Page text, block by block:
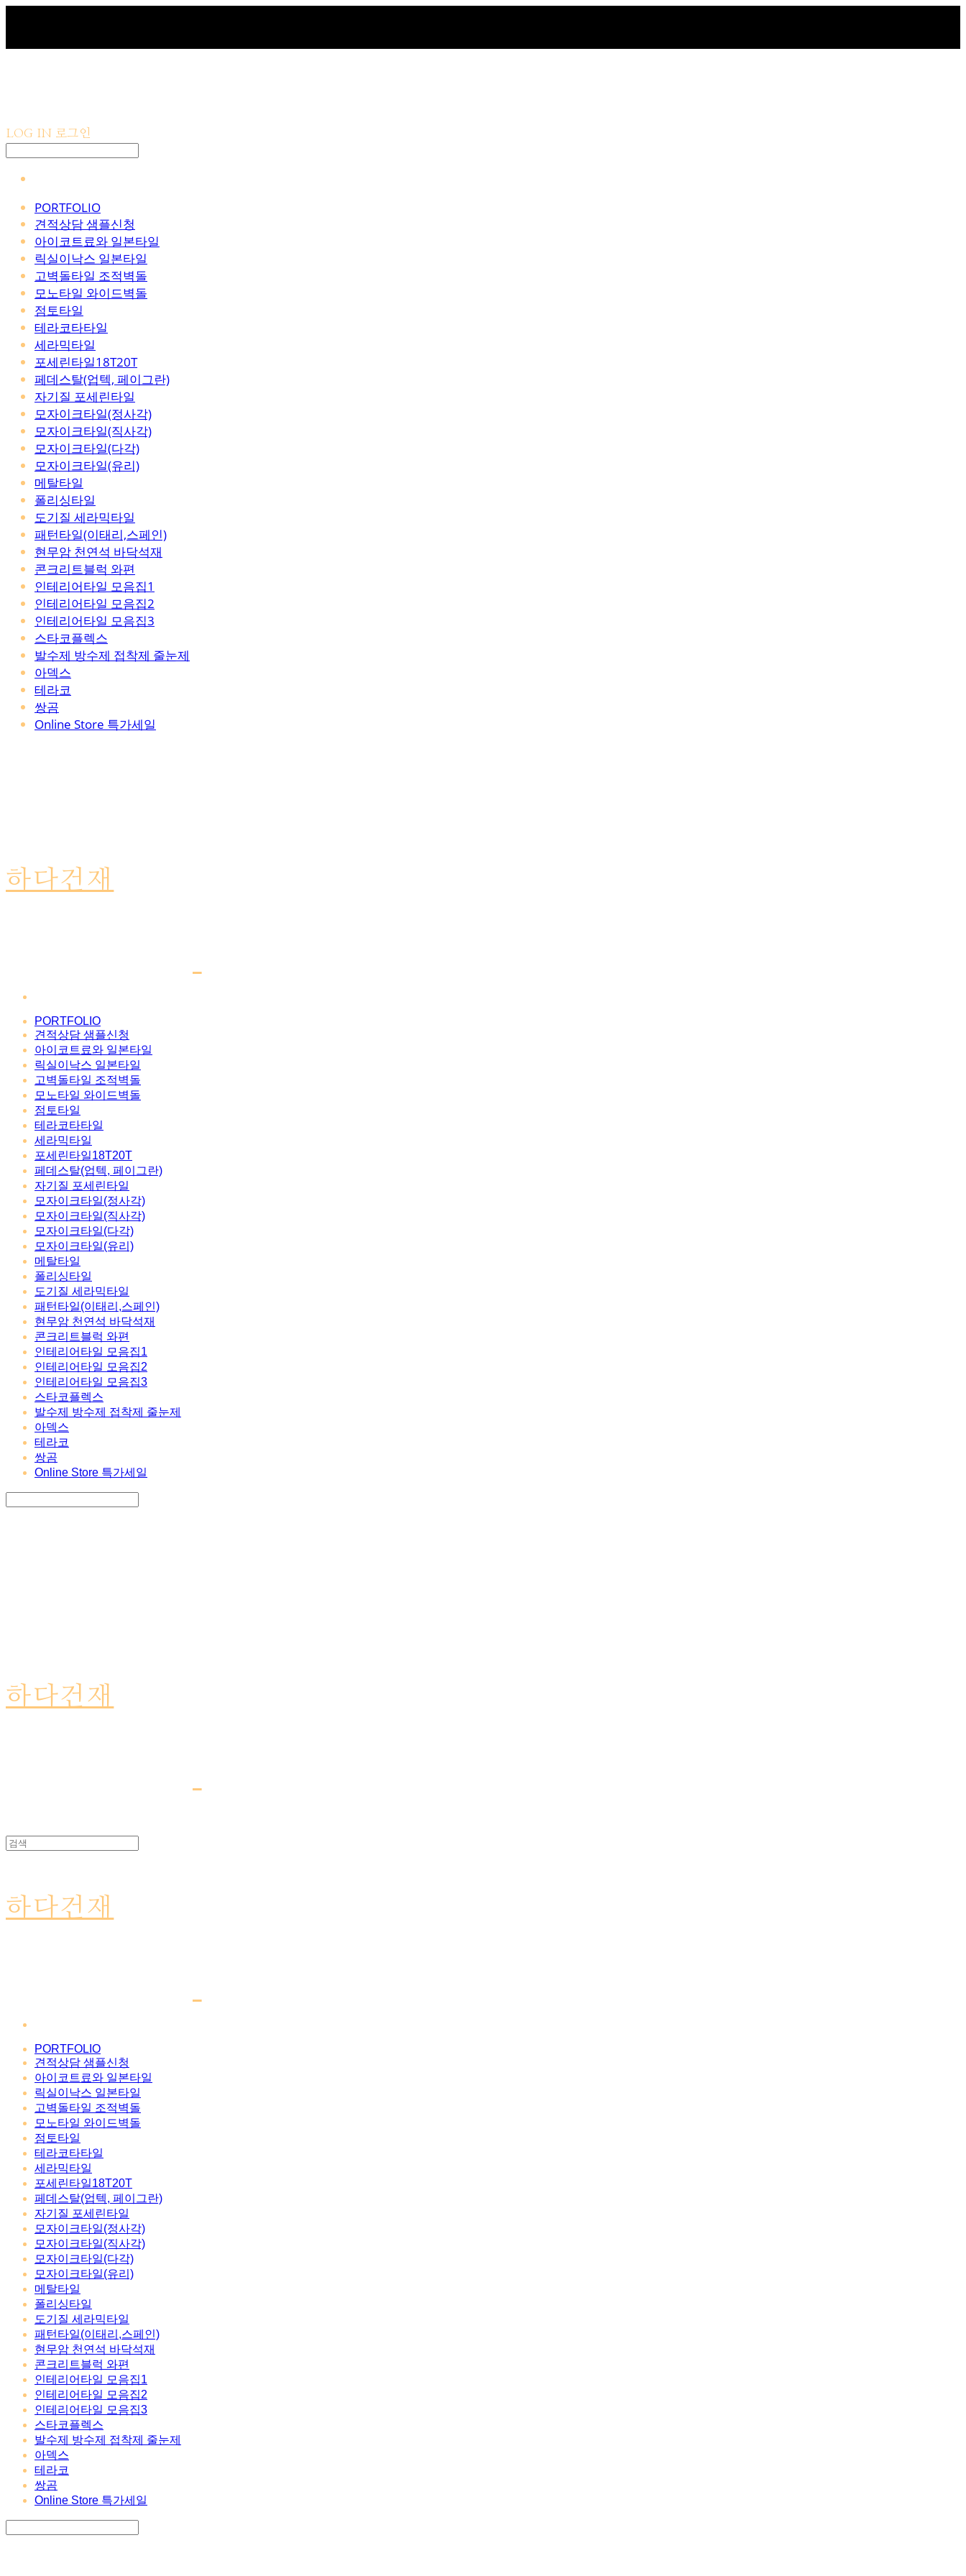
LOG IN 로그인
PORTFOLIO
견적상담 샘플신청
아이코트료와 일본타일
릭실이낙스 일본타일
고벽돌타일 조적벽돌
모노타일 와이드벽돌
점토타일
테라코타타일
세라믹타일
포세린타일18T20T
페데스탈(업텍, 페이그란)
자기질 포세린타일
모자이크타일(정사각)
모자이크타일(직사각)
모자이크타일(다각)
모자이크타일(유리)
메탈타일
폴리싱타일
도기질 세라믹타일
패턴타일(이태리,스페인)
현무암 천연석 바닥석재
콘크리트블럭 와편
인테리어타일 모음집1
인테리어타일 모음집2
인테리어타일 모음집3
스타코플렉스
발수제 방수제 접착제 줄눈제
아덱스
테라코
쌍곰
Online Store 특가세일
하다건재
PORTFOLIO
견적상담 샘플신청
아이코트료와 일본타일
릭실이낙스 일본타일
고벽돌타일 조적벽돌
모노타일 와이드벽돌
점토타일
테라코타타일
세라믹타일
포세린타일18T20T
페데스탈(업텍, 페이그란)
자기질 포세린타일
모자이크타일(정사각)
모자이크타일(직사각)
모자이크타일(다각)
모자이크타일(유리)
메탈타일
폴리싱타일
도기질 세라믹타일
패턴타일(이태리,스페인)
현무암 천연석 바닥석재
콘크리트블럭 와편
인테리어타일 모음집1
인테리어타일 모음집2
인테리어타일 모음집3
스타코플렉스
발수제 방수제 접착제 줄눈제
아덱스
테라코
쌍곰
Online Store 특가세일
하다건재
하다건재
PORTFOLIO
견적상담 샘플신청
아이코트료와 일본타일
릭실이낙스 일본타일
고벽돌타일 조적벽돌
모노타일 와이드벽돌
점토타일
테라코타타일
세라믹타일
포세린타일18T20T
페데스탈(업텍, 페이그란)
자기질 포세린타일
모자이크타일(정사각)
모자이크타일(직사각)
모자이크타일(다각)
모자이크타일(유리)
메탈타일
폴리싱타일
도기질 세라믹타일
패턴타일(이태리,스페인)
현무암 천연석 바닥석재
콘크리트블럭 와편
인테리어타일 모음집1
인테리어타일 모음집2
인테리어타일 모음집3
스타코플렉스
발수제 방수제 접착제 줄눈제
아덱스
테라코
쌍곰
Online Store 특가세일